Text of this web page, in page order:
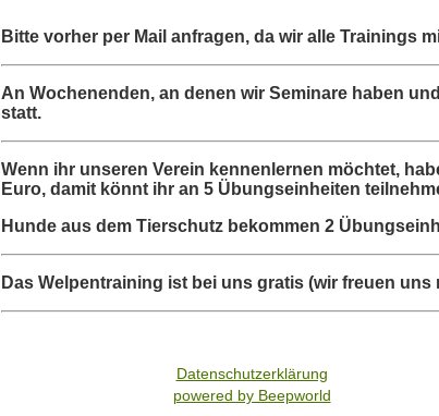
Bitte vorher per Mail anfragen, da wir alle Trainings
An Wochenenden, an denen wir Seminare haben
statt.
Wenn ihr unseren Verein kennenlernen möchtet,
Euro, damit könnt ihr an 5 Übungseinheiten
Hunde aus dem Tierschutz bekommen 2
Das Welpentraining ist bei uns gratis (wir freuen
Datenschutzerklärung
powered by Beepworld